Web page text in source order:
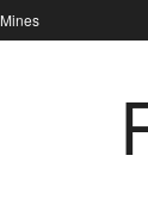
Mines